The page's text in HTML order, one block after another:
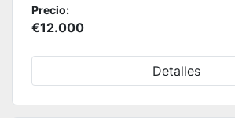
Precio:
€12.000
Detalles